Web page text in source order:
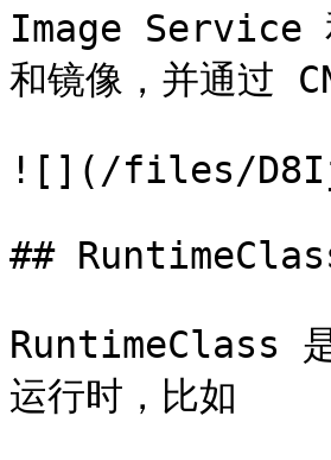
Image Service
和镜像，并通过
![](/files/
##
RuntimeClass
运行时，比如